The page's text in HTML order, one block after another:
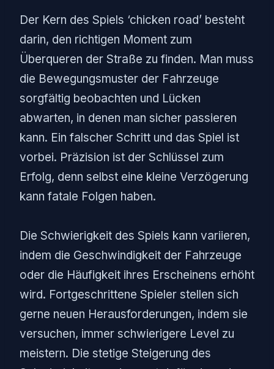
Der Kern des Spiels ‘chicken road’ besteht
darin, den richtigen Moment zum
Überqueren der Straße zu finden. Man muss
die Bewegungsmuster der Fahrzeuge
sorgfältig beobachten und Lücken
abwarten, in denen man sicher passieren
kann. Ein falscher Schritt und das Spiel ist
vorbei. Präzision ist der Schlüssel zum
Erfolg, denn selbst eine kleine Verzögerung
kann fatale Folgen haben.
Die Schwierigkeit des Spiels kann variieren,
indem die Geschwindigkeit der Fahrzeuge
oder die Häufigkeit ihres Erscheinens erhöht
wird. Fortgeschrittene Spieler stellen sich
gerne neuen Herausforderungen, indem sie
versuchen, immer schwierigere Level zu
meistern. Die stetige Steigerung des